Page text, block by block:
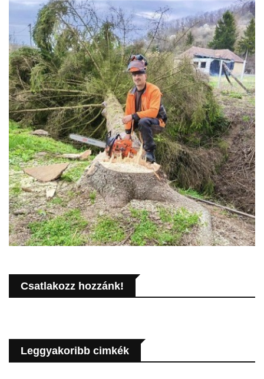
Csatlakozz hozzánk!
Leggyakoribb cimkék